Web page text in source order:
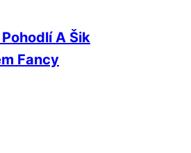
A Šik
Fancy